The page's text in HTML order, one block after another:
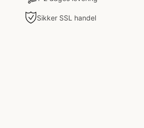
Sikker SSL handel